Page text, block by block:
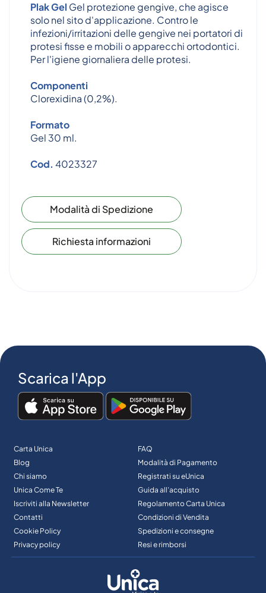
Plak Gel Gel protezione gengive, che agisce
solo nel sito d'applicazione. Contro le
infezioni/irritazioni delle gengive nei portatori di
protesi fisse e mobili o apparecchi ortodontici.
Per l'igiene giornaliera delle protesi.
Componenti
Clorexidina (0,2%).
Formato
Gel 30 ml.
Cod. 4023327
Modalità di Spedizione
Richiesta informazioni
Scarica l'App
Carta Unica
Blog
Chi siamo
Unica Come Te
Iscriviti alla Newsletter
Contatti
Cookie Policy
Privacy policy
FAQ
Modalità di Pagamento
Registrati su eUnica
Guida all’acquisto
Regolamento Carta Unica
Condizioni di Vendita
Spedizioni e consegne
Resi e rimborsi